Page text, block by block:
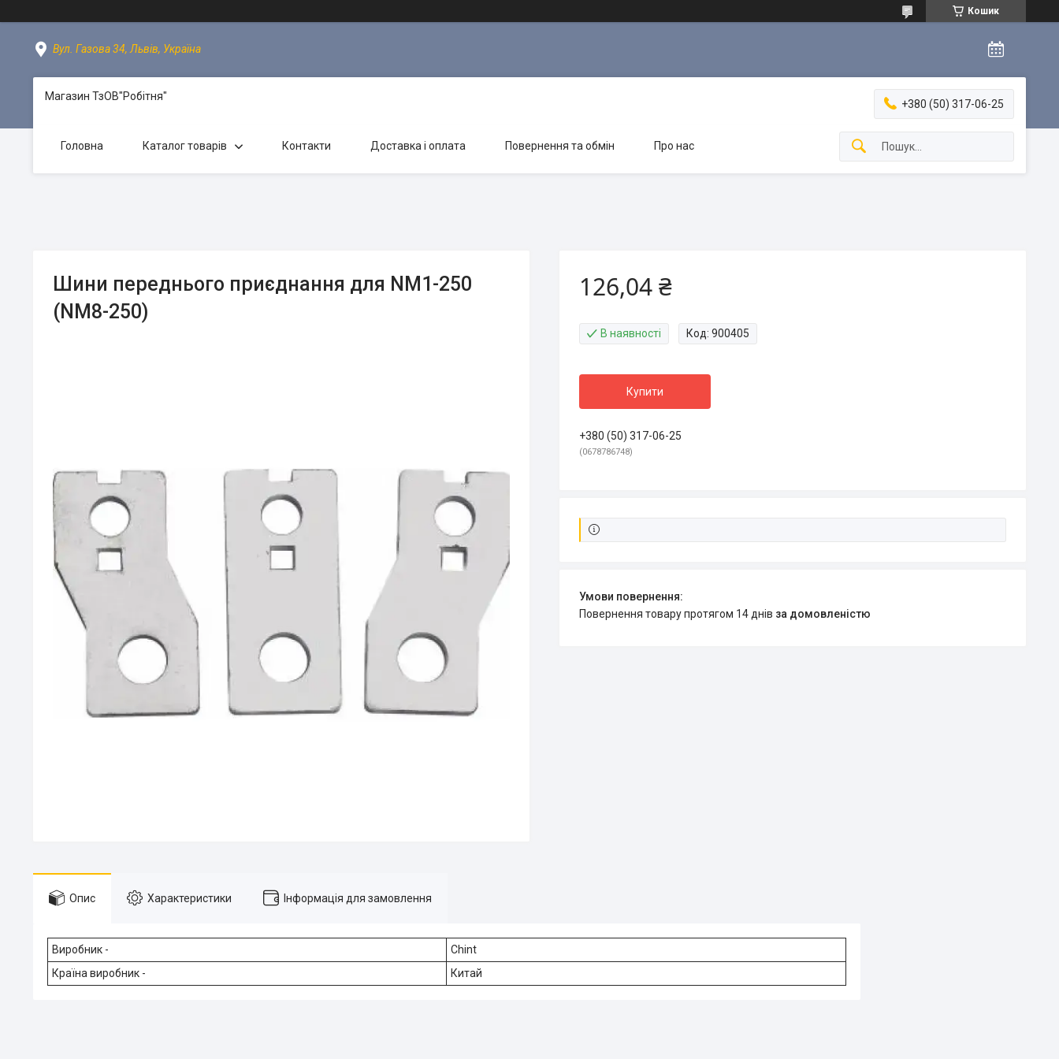
Кошик
Вул. Газова 34, Львів, Україна
Магазин ТзОВ"Робітня"
+380 (50) 317-06-25
Головна Каталог товарів Контакти Доставка і оплата Повернення та обмін Про нас
Шини переднього приєднання для NM1-250
(NM8-250)
126,04 ₴
В наявності Код: 900405
Купити
+380 (50) 317-06-25
0678786748
повернення товару протягом 14 днів за домовленістю
Опис Характеристики Інформація для замовлення
Виробник -
Chint
Країна виробник -
Китай